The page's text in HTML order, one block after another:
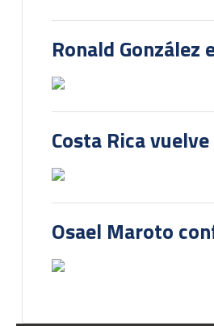
Ronald González
Costa Rica
Osael Maroto